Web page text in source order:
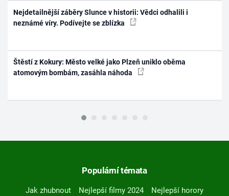
Nejdetailnější záběry Slunce v historii: Vědci odhalili i
neznámé víry. Podívejte se zblízka
Štěstí z Kokury: Město velké jako Plzeň uniklo oběma
atomovým bombám, zasáhla náhoda
Populární témata
Jak zhubnout Nejlepší filmy 2024
Nejlepší horory